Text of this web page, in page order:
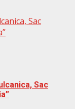
Sac
Sac